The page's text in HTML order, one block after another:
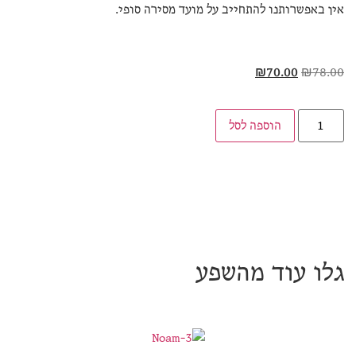
אין באפשרותנו להתחייב על מועד מסירה סופי.
₪78.00
₪70.00
הוספה לסל
גלו עוד מהשפע